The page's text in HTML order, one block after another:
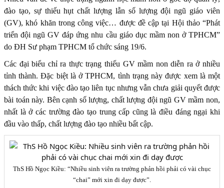
đào tạo, sự thiếu hụt chất lượng lẫn số lượng đội ngũ giáo viên
(GV), khó khăn trong công việc… được đề cập tại Hội thảo “Phát
triển đội ngũ GV đáp ứng nhu cầu giáo dục mầm non ở TPHCM”
do ĐH Sư phạm TPHCM tổ chức sáng 19/6.
Các đại biểu chỉ ra thực trạng thiếu GV mầm non diễn ra ở nhiều
tỉnh thành. Đặc biệt là ở TPHCM, tình trạng này được xem là một
thách thức khi việc đào tạo liên tục nhưng vẫn chưa giải quyết được
bài toán này. Bên cạnh số lượng, chất lượng đội ngũ GV mầm non,
nhất là ở các trường đào tạo trung cấp cũng là điều đáng ngại khi
đầu vào thấp, chất lượng đào tạo nhiều bất cập.
ThS Hồ Ngọc Kiều: “Nhiều sinh viên ra trường phản hồi phải có vài chục
“chai” mới xin đi dạy được”.